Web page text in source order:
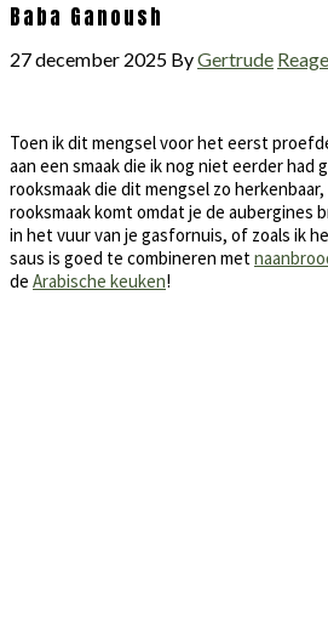
Baba Ganoush
27 december 2025 ByGertrude
Toen ik dit mengsel voor het eerst
aan een smaak die ik nog niet eerder had
rooksmaak die dit mengsel zo
rooksmaak komt omdat je de aubergines
in het vuur van je gasfornuis, of zoals ik
saus is goed te combineren met
de Arabische keuken!